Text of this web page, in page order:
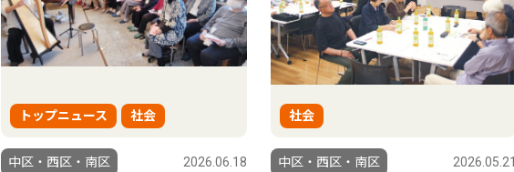
トップニュース 社会
中区・西区・南区 2026.06.18
社会
中区・西区・南区 2026.05.21